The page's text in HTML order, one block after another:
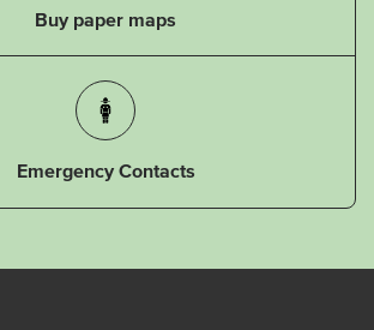
Buy paper maps
Emergency Contacts